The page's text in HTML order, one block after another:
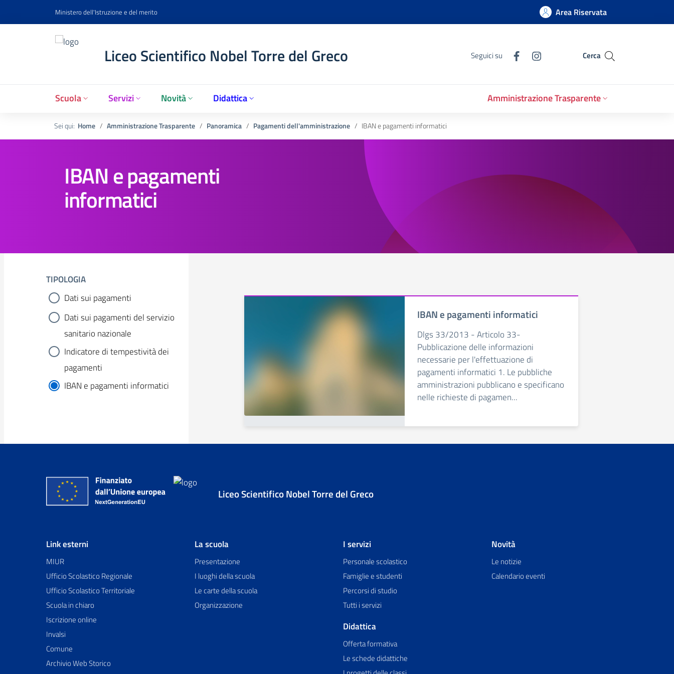
Ministero dell'Istruzione e del merito Area Riservata
Liceo Scientifico Nobel Torre del Greco Seguici su Cerca
Scuola Servizi Novità Didattica Amministrazione Trasparente
Sei qui: Home Amministrazione Trasparente Panoramica Pagamenti dell'amministrazione IBAN e pagamenti informatici
IBAN e pagamenti
informatici
TIPOLOGIA
Dati sui pagamenti
Dati sui pagamenti del servizio
sanitario nazionale
Indicatore di tempestività dei
pagamenti
IBAN e pagamenti informatici
IBAN e pagamenti informatici
Dlgs 33/2013 - Articolo 33-
Pubblicazione delle informazioni
necessarie per l'effettuazione di
pagamenti informatici 1. Le pubbliche
amministrazioni pubblicano e specificano
nelle richieste di pagamen...
Liceo Scientifico Nobel Torre del Greco
Link esterni
MIUR
Ufficio Scolastico Regionale
Ufficio Scolastico Territoriale
Scuola in chiaro
Iscrizione online
Invalsi
Comune
Archivio Web Storico
La scuola
Presentazione
I luoghi della scuola
Le carte della scuola
Organizzazione
I servizi
Personale scolastico
Famiglie e studenti
Percorsi di studio
Tutti i servizi
Didattica
Offerta formativa
Le schede didattiche
Novità
Le notizie
Calendario eventi